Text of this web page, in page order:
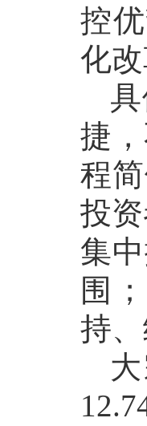
控
化
捷
程
投
集
围
持